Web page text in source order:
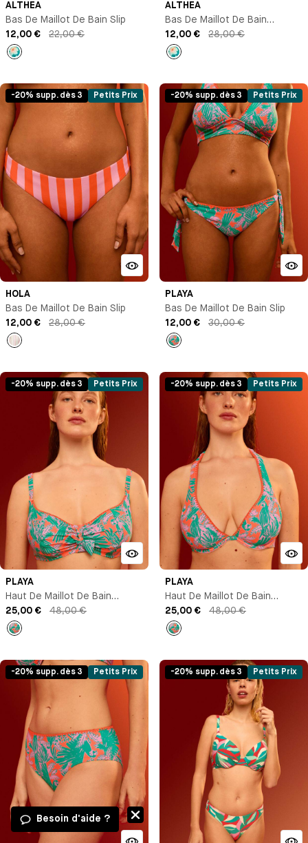
ALTHEA
Bas De Maillot De Bain Slip
12,00 €
22,00 €
ALTHEA
Bas De Maillot De Bain
Culotte Taille Haute
12,00 € 28,00 €
-20% supp. dès 3 Petits Prix
HOLA
Bas De Maillot De Bain Slip
12,00 €
28,00 €
Rayures
-20% supp. dès 3 Petits Prix
PLAYA
Bas De Maillot De Bain Slip
12,00 €
30,00 €
Imprimé
-20% supp. dès 3 Petits Prix
PLAYA
Haut De Maillot De Bain
Brassière Avec Armature
25,00 € 48,00 €
Imprimé
-20% supp. dès 3 Petits Prix
PLAYA
Haut De Maillot De Bain
Triangle Avec Armature
25,00 € 48,00 €
Imprimé
-20% supp. dès 3 Petits Prix -20% supp. dès 3 Petits Prix
Besoin d'aide ?